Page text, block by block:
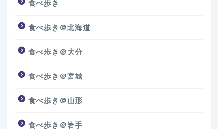
食べ歩き
食べ歩き＠北海道
食べ歩き＠大分
食べ歩き＠宮城
食べ歩き＠山形
食べ歩き＠岩手